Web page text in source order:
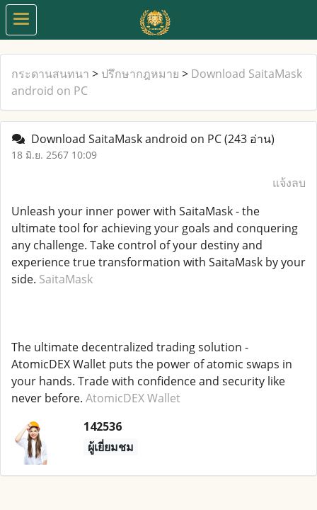
กระดานสนทนา > ปรึกษากฎหมาย > Download SaitaMask
android on PC
Download SaitaMask android on PC(243 อ่าน)
18 มิ.ย. 2567 10:09
แจ้งลบ
Unleash your inner power with SaitaMask - the
ultimate tool for achieving your goals and conquering
any challenge. Take control of your destiny and
experience true transformation with SaitaMask by your
side. SaitaMask
The ultimate decentralized trading solution -
AtomicDEX Wallet puts the power of atomic swaps in
your hands. Trade with confidence and security like
never before. AtomicDEX Wallet
142536
ผู้เยี่ยมชม